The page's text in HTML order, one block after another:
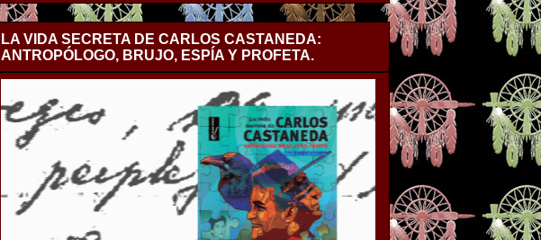
LA VIDA SECRETA DE CARLOS CASTANEDA:
ANTROPÓLOGO, BRUJO, ESPÍA Y PROFETA.